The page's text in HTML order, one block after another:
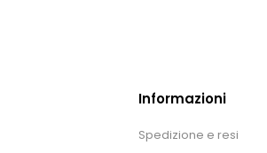
Informazioni
Spedizione e resi